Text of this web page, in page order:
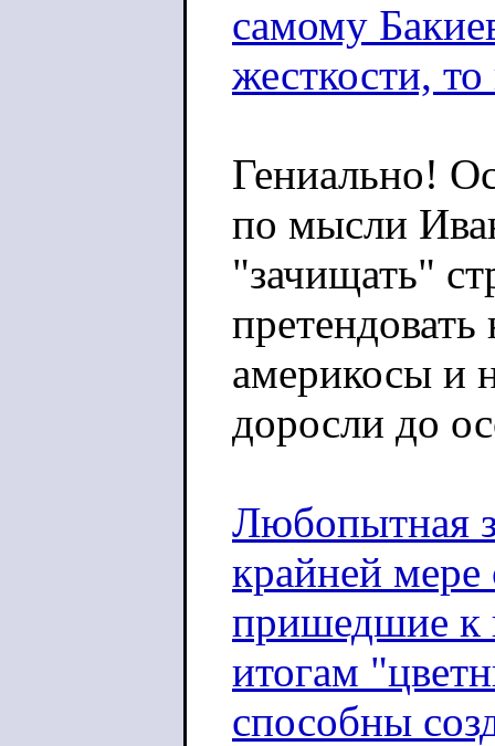
самому
жесткости, то
Гениально!
по мысли
"зачищать"
америкосы и
доросли до
Любопытная
крайней мере
пришедшие к
итогам
способны